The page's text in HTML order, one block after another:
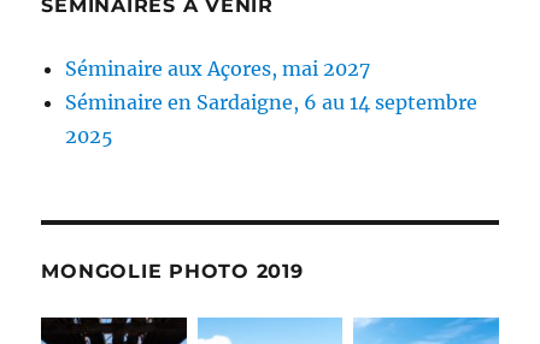
SÉMINAIRES À VENIR
Séminaire aux Açores, mai 2027
Séminaire en Sardaigne, 6 au 14 septembre
2025
MONGOLIE PHOTO 2019